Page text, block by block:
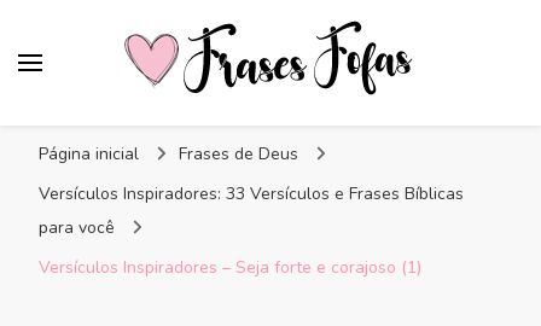
Página inicial
Frases de Deus
Versículos Inspiradores: 33 Versículos e Frases Bíblicas
para você
Versículos Inspiradores – Seja forte e corajoso (1)